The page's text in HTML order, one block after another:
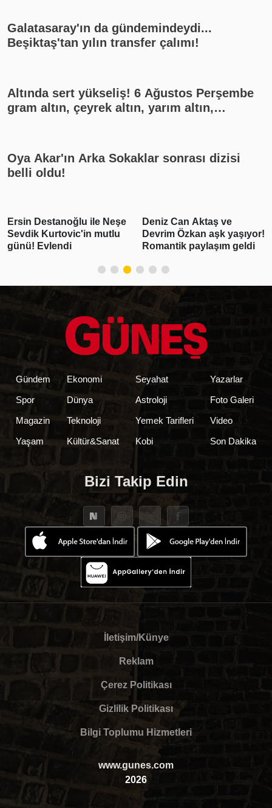
Galatasaray'ın da gündemindeydi...
Beşiktaş'tan yılın transfer çalımı!
Altında sert yükseliş! 6 Ağustos Perşembe
gram altın, çeyrek altın, yarım altın,
Oya Akar'ın Arka Sokaklar sonrası dizisi
belli oldu!
Ersin Destanoğlu ile Neşe
Sevdik Kurtovic'in mutlu
günü! Evlendi
Deniz Can Aktaş ve
Devrim Özkan aşk yaşıyor!
Romantik paylaşım geldi
Gündem
Spor
Magazin
Yaşam
Ekonomi
Dünya
Teknoloji
Kültür&Sanat
Seyahat
Astroloji
Yemek Tarifleri
Kobi
Yazarlar
Foto Galeri
Video
Son Dakika
Bizi Takip Edin
İletişim/Künye
Reklam
Çerez Politikası
Gizlilik Politikası
Bilgi Toplumu Hizmetleri
www.gunes.com
2026